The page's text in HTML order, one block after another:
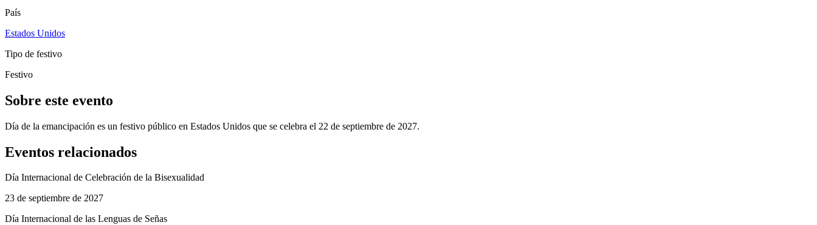
País
Estados Unidos
Tipo de festivo
Festivo
Sobre este evento
Día de la emancipación es un festivo público en Estados Unidos que se celebra el 22 de septiembre de 2027.
Eventos relacionados
Día Internacional de Celebración de la Bisexualidad
23 de septiembre de 2027
Día Internacional de las Lenguas de Señas